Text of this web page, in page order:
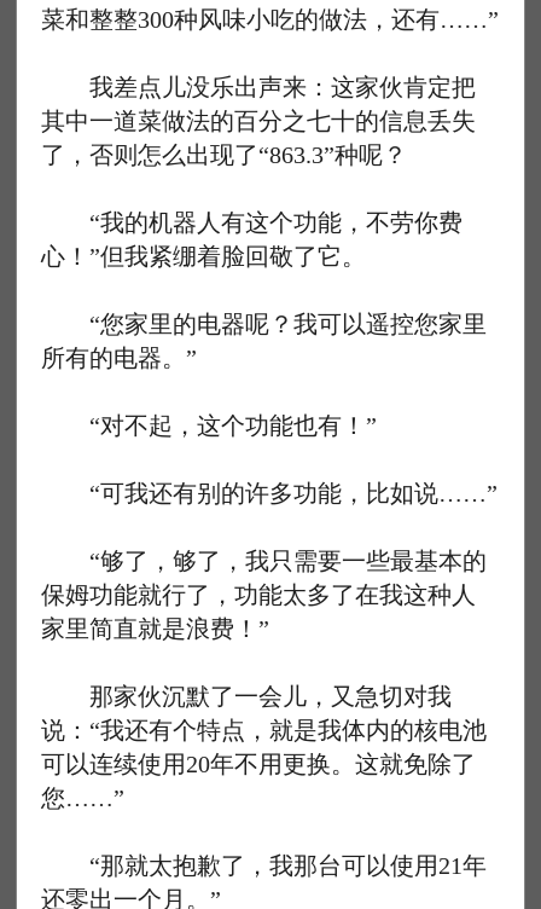
菜和整整300种风味小吃的做法，还有……”
我差点儿没乐出声来：这家伙肯定把
其中一道菜做法的百分之七十的信息丢失
了，否则怎么出现了“863.3”种呢？
“我的机器人有这个功能，不劳你费
心！”但我紧绷着脸回敬了它。
“您家里的电器呢？我可以遥控您家里
所有的电器。”
“对不起，这个功能也有！”
“可我还有别的许多功能，比如说……”
“够了，够了，我只需要一些最基本的
保姆功能就行了，功能太多了在我这种人
家里简直就是浪费！”
那家伙沉默了一会儿，又急切对我
说：“我还有个特点，就是我体内的核电池
可以连续使用20年不用更换。这就免除了
您……”
“那就太抱歉了，我那台可以使用21年
还零出一个月。”